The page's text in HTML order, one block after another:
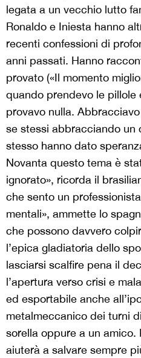
legata a un vecchio lutto
Ronaldo e Iniesta hanno
recenti confessioni di
anni passati. Hanno
provato («Il momento
quando prendevo le pillole
provavo nulla.
se stessi abbracciando un
stesso hanno dato
Novanta questo tema è
ignorato», ricorda il
che sento un
mentali», ammette lo
che possono davvero
l’epica gladiatoria dello
lasciarsi scalfire pena il
l’apertura verso crisi e
ed esportabile anche
metalmeccanico dei turni
sorella oppure a un amico.
aiuterà a salvare sempre